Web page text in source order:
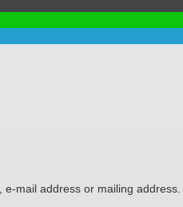
mail address or mailing address.